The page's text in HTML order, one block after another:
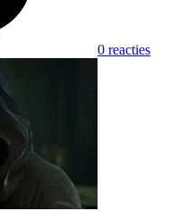
0 reacties